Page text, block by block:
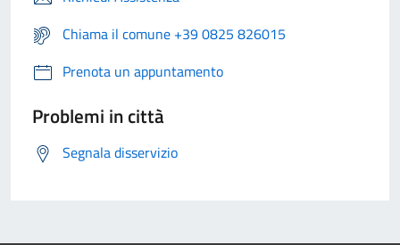
Chiama il comune +39 0825 826015
Prenota un appuntamento
Problemi in città
Segnala disservizio